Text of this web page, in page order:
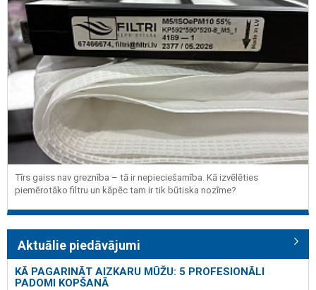
Tīrs gaiss nav greznība – tā ir nepieciešamība. Kā izvēlēties
piemērotāko filtru un kāpēc tam ir tik būtiska nozīme?
Aktuālie piedāvājumi
KĀ PAGARINĀT AIZKARU MŪŽU: 5 PROFESIONĀLI
PADOMI KOPŠANĀ